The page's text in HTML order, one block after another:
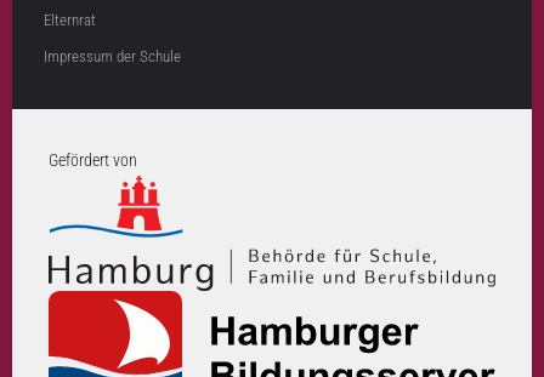
Elternrat
Impressum der Schule
Gefördert von